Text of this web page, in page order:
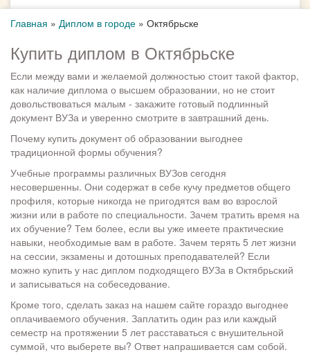
Главная » Диплом в городе » Октябрьске
Купить диплом в Октябрьске
Если между вами и желаемой должностью стоит такой фактор,
как наличие диплома о высшем образовании, но не стоит
довольствоваться малым - закажите готовый подлинный
документ ВУЗа и уверенно смотрите в завтрашний день.
Почему купить документ об образовании выгоднее
традиционной формы обучения?
Учебные программы различных ВУЗов сегодня
несовершенны. Они содержат в себе кучу предметов общего
профиля, которые никогда не пригодятся вам во взрослой
жизни или в работе по специальности. Зачем тратить время на
их обучение? Тем более, если вы уже имеете практические
навыки, необходимые вам в работе. Зачем терять 5 лет жизни
на сессии, экзамены и дотошных преподавателей? Если
можно купить у нас диплом подходящего ВУЗа в Октябрьский
и записываться на собеседование.
Кроме того, сделать заказ на нашем сайте гораздо выгоднее
оплачиваемого обучения. Заплатить один раз или каждый
семестр на протяжении 5 лет расставаться с внушительной
суммой, что выберете вы? Ответ напрашивается сам собой.